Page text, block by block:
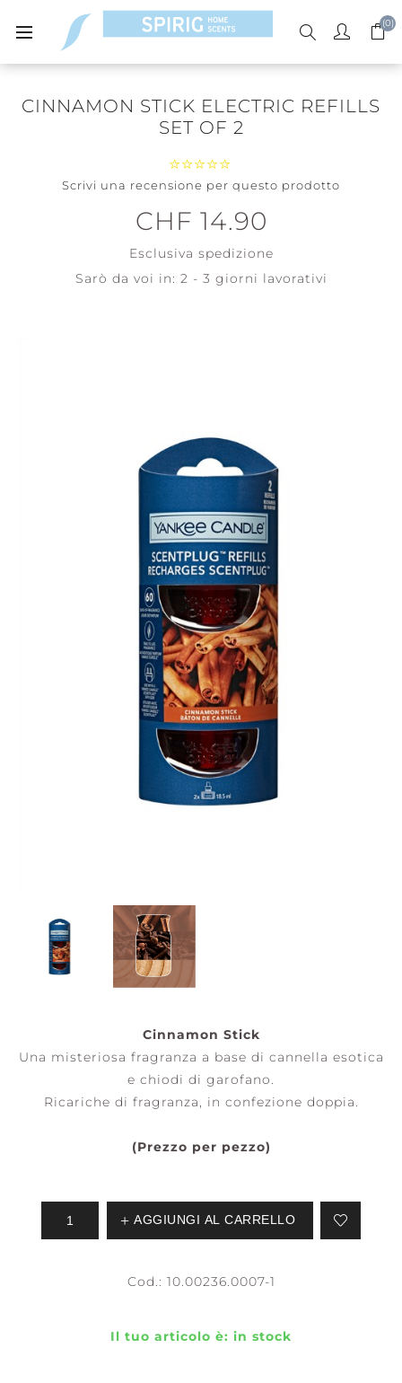
(0)
CINNAMON STICK ELECTRIC REFILLS
SET OF 2
Scrivi una recensione per questo prodotto
CHF 14.90
Esclusiva spedizione
Sarò da voi in: 2 - 3 giorni lavorativi
Cinnamon Stick
Una misteriosa fragranza a base di cannella esotica
e chiodi di garofano.
Ricariche di fragranza, in confezione doppia.
(Prezzo per pezzo)
AGGIUNGI AL CARRELLO
Cod.: 10.00236.0007-1
Il tuo articolo è: in stock